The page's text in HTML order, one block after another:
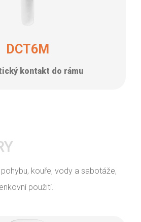
DCT6M
kontakt do rámu
kouře, vody a sabotáže,
použití.